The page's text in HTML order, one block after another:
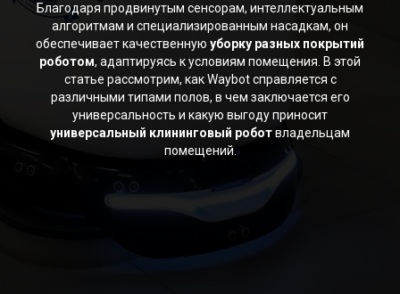
Благодаря продвинутым сенсорам, интеллектуальным
алгоритмам и специализированным насадкам, он
обеспечивает качественную уборку разных покрытий
роботом, адаптируясь к условиям помещения. В этой
статье рассмотрим, как Waybot справляется с
различными типами полов, в чем заключается его
универсальность и какую выгоду приносит
универсальный клининговый роботвладельцам
помещений.